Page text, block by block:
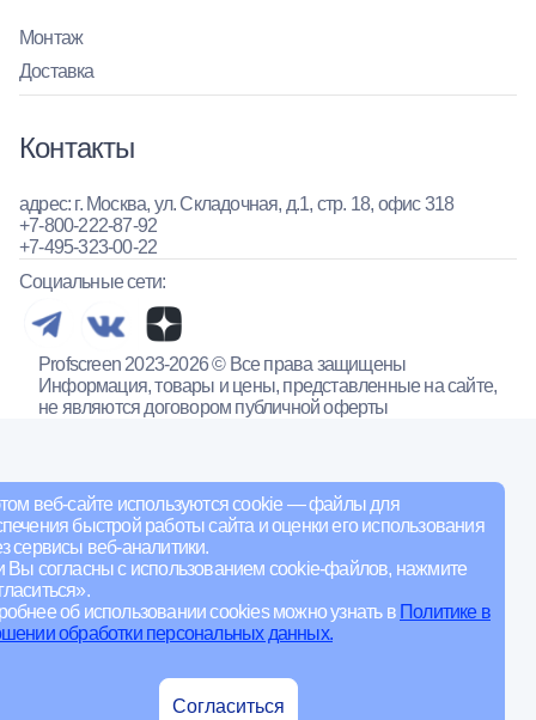
веб-сайте используются cookie — файлы для
быстрой работы сайта и оценки его использования
сервисы веб-аналитики.
Вы согласны с использованием cookie-файлов, нажмите
об использовании cookies можно узнать в Политике в
обработки персональных данных.
Согласиться
Монтаж
Доставка
Контакты
адрес: г. Москва, ул. Складочная, д.1, стр. 18, офис 318
+7-800-222-87-92
+7-495-323-00-22
Социальные сети:
Profscreen 2023-2026 © Все права защищены
Информация, товары и цены, представленные на сайте,
не являются договором публичной оферты